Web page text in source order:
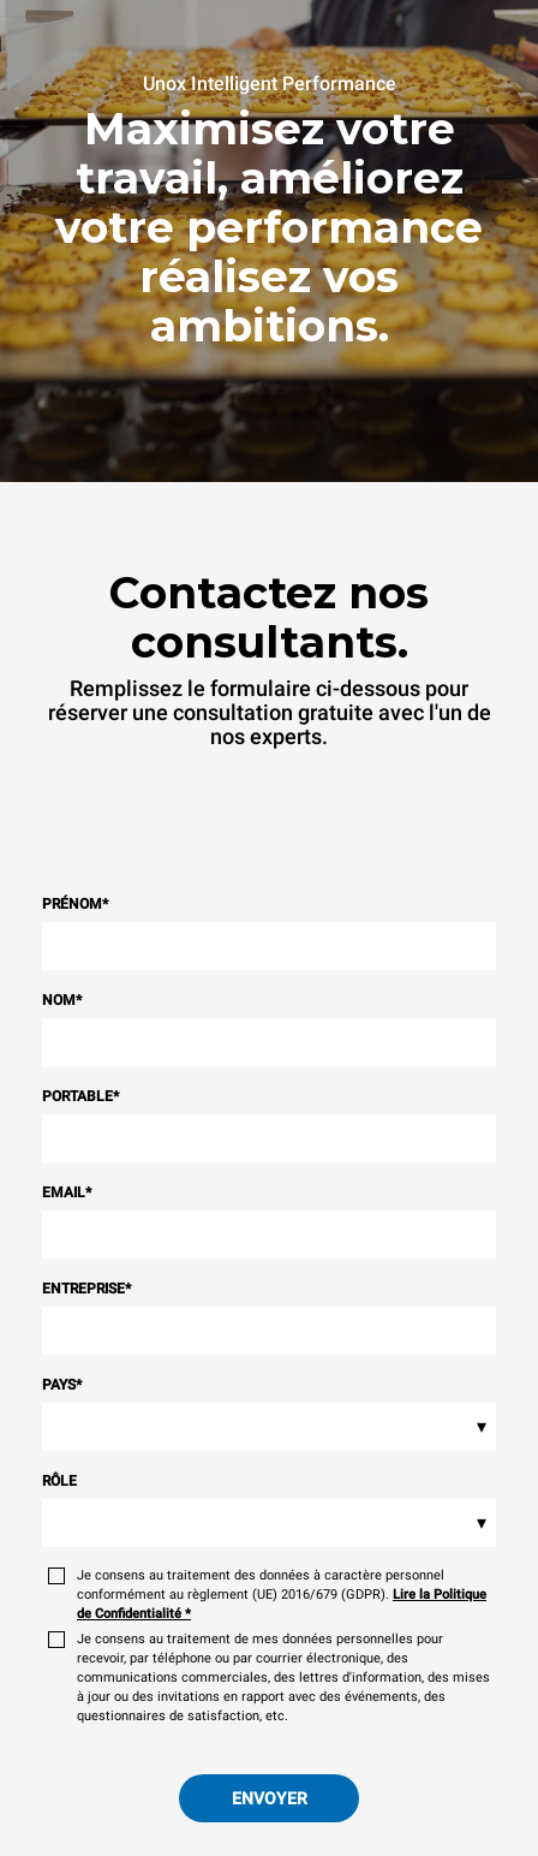
Unox Intelligent Performance
Maximisez votre
travail, améliorez
votre performance
réalisez vos
ambitions.
Contactez nos
consultants.
Remplissez le formulaire ci-dessous pour
réserver une consultation gratuite avec l'un de
nos experts.
PRÉNOM*
NOM*
PORTABLE*
EMAIL*
ENTREPRISE*
PAYS*
▾
RÔLE
▾
Je consens au traitement des données à caractère personnel
conformément au règlement (UE) 2016/679 (GDPR). Lire la Politique
de Confidentialité *
Je consens au traitement de mes données personnelles pour
recevoir, par téléphone ou par courrier électronique, des
communications commerciales, des lettres d'information, des mises
à jour ou des invitations en rapport avec des événements, des
questionnaires de satisfaction, etc.
ENVOYER